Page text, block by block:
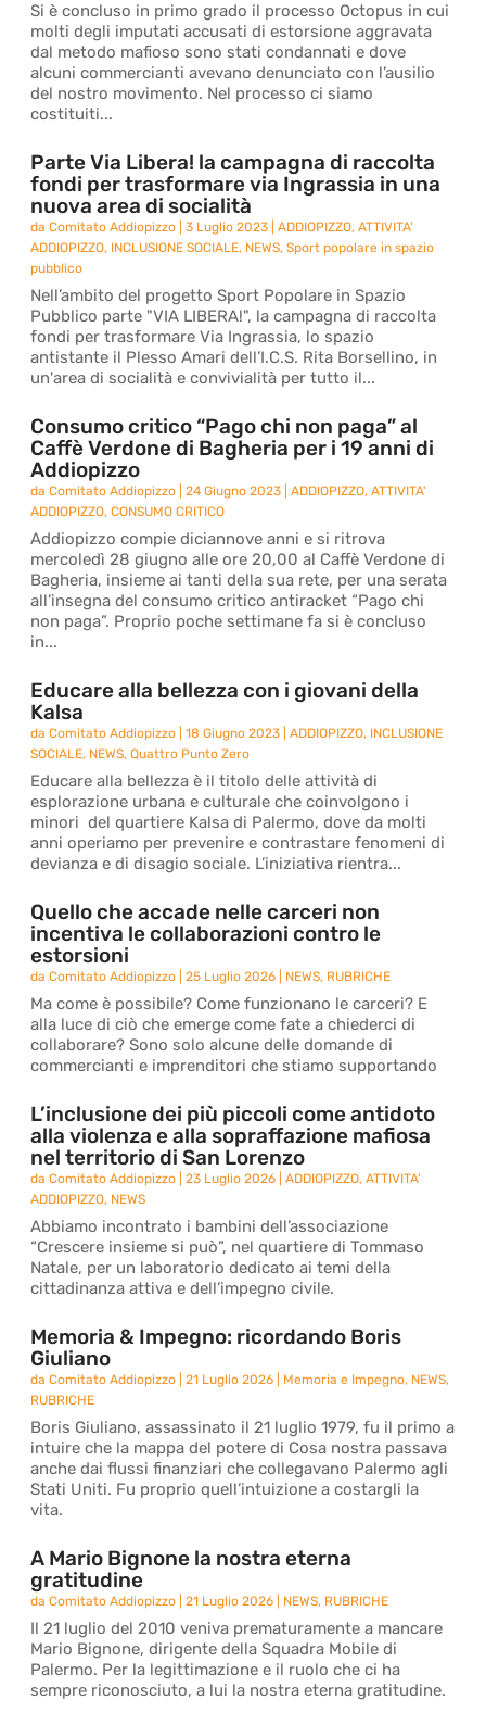
Si è concluso in primo grado il processo Octopus in cui
molti degli imputati accusati di estorsione aggravata
dal metodo mafioso sono stati condannati e dove
alcuni commercianti avevano denunciato con l’ausilio
del nostro movimento. Nel processo ci siamo
costituiti...
Parte Via Libera! la campagna di raccolta
fondi per trasformare via Ingrassia in una
nuova area di socialità
daComitato Addiopizzo |3 Luglio 2023 |ADDIOPIZZO,ATTIVITA'
ADDIOPIZZO, INCLUSIONE SOCIALE, NEWS,Sport popolare in spazio
pubblico
Nell’ambito del progetto Sport Popolare in Spazio
Pubblico parte "VIA LIBERA!", la campagna di raccolta
fondi per trasformare Via Ingrassia, lo spazio
antistante il Plesso Amari dell’I.C.S. Rita Borsellino, in
un'area di socialità e convivialità per tutto il...
Consumo critico “Pago chi non paga” al
Caffè Verdone di Bagheria per i 19 anni di
Addiopizzo
daComitato Addiopizzo |24 Giugno 2023 |ADDIOPIZZO,ATTIVITA'
ADDIOPIZZO,CONSUMO CRITICO
Addiopizzo compie diciannove anni e si ritrova
mercoledì 28 giugno alle ore 20,00 al Caffè Verdone di
Bagheria, insieme ai tanti della sua rete, per una serata
all’insegna del consumo critico antiracket “Pago chi
non paga”. Proprio poche settimane fa si è concluso
in...
Educare alla bellezza con i giovani della
Kalsa
daComitato Addiopizzo |18 Giugno 2023 |ADDIOPIZZO, INCLUSIONE
SOCIALE, NEWS,Quattro Punto Zero
Educare alla bellezza è il titolo delle attività di
esplorazione urbana e culturale che coinvolgono i
minori del quartiere Kalsa di Palermo, dove da molti
anni operiamo per prevenire e contrastare fenomeni di
devianza e di disagio sociale. L’iniziativa rientra...
Quello che accade nelle carceri non
incentiva le collaborazioni contro le
estorsioni
daComitato Addiopizzo |25 Luglio 2026 NEWS, RUBRICHE
Ma come è possibile? Come funzionano le carceri? E
alla luce di ciò che emerge come fate a chiederci di
collaborare? Sono solo alcune delle domande di
commercianti e imprenditori che stiamo supportando
L’inclusione dei più piccoli come antidoto
alla violenza e alla sopraffazione mafiosa
nel territorio di San Lorenzo
daComitato Addiopizzo |23 Luglio 2026 |ADDIOPIZZO,ATTIVITA'
ADDIOPIZZO, NEWS
Abbiamo incontrato i bambini dell’associazione
“Crescere insieme si può”, nel quartiere di Tommaso
Natale, per un laboratorio dedicato ai temi della
cittadinanza attiva e dell’impegno civile.
Memoria & Impegno: ricordando Boris
Giuliano
daComitato Addiopizzo |21 Luglio 2026 Memoria e Impegno, NEWS,
RUBRICHE
Boris Giuliano, assassinato il 21 luglio 1979, fu il primo a
intuire che la mappa del potere di Cosa nostra passava
anche dai flussi finanziari che collegavano Palermo agli
Stati Uniti. Fu proprio quell’intuizione a costargli la
vita.
A Mario Bignone la nostra eterna
gratitudine
daComitato Addiopizzo |21 Luglio 2026 NEWS, RUBRICHE
Il 21 luglio del 2010 veniva prematuramente a mancare
Mario Bignone, dirigente della Squadra Mobile di
Palermo. Per la legittimazione e il ruolo che ci ha
sempre riconosciuto, a lui la nostra eterna gratitudine.